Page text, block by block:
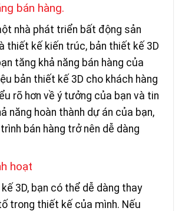
bán hàng.
nhà phát triển bất động sản
thiết kế kiến trúc, bản thiết kế 3D
tăng khả năng bán hàng của
bản thiết kế 3D cho khách hàng
rõ hơn về ý tưởng của bạn và tin
năng hoàn thành dự án của bạn,
bán hàng trở nên dễ dàng
hoạt
3D, bạn có thể dễ dàng thay
trong thiết kế của mình. Nếu